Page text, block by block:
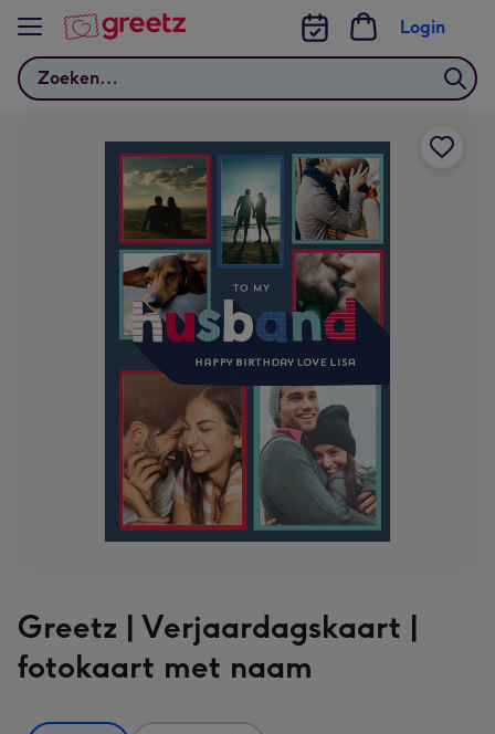
Bekijk meer
Zoeken
Login
Greetz | Verjaardagskaart |
fotokaart met naam